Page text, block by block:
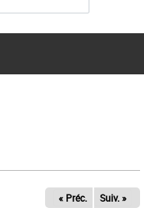
« Préc. Suiv. »